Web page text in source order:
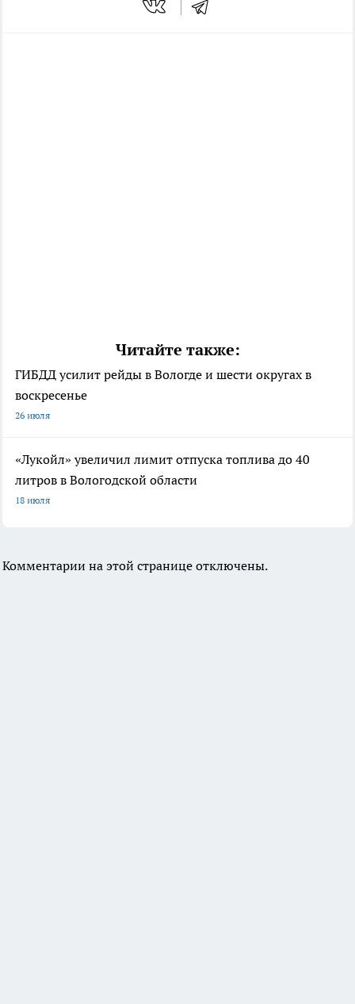
Читайте также:
ГИБДД усилит рейды в Вологде и шести округах в
воскресенье
26 июля
«Лукойл» увеличил лимит отпуска топлива до 40
литров в Вологодской области
18 июля
Комментарии на этой странице отключены.